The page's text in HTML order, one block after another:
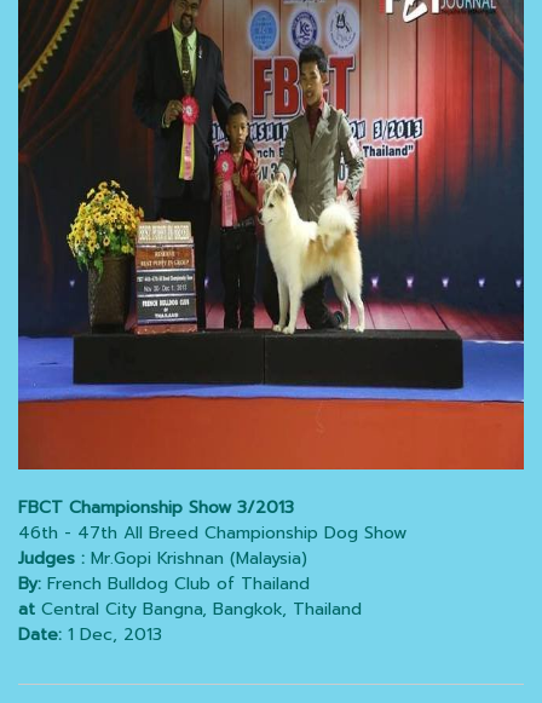
FBCT Championship Show 3/2013
46th - 47th All Breed Championship Dog Show
Judges : Mr.Gopi Krishnan (Malaysia)
By: French Bulldog Club of Thailand
at Central City Bangna, Bangkok, Thailand
Date: 1 Dec, 2013